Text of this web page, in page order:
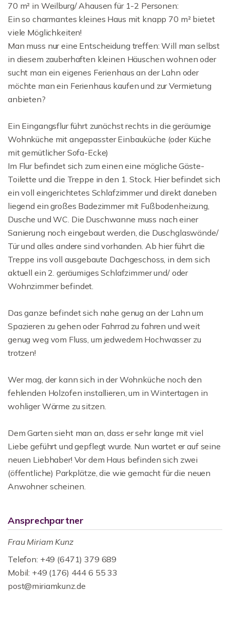
70 m² in Weilburg/ Ahausen für 1-2 Personen:
Ein so charmantes kleines Haus mit knapp 70 m² bietet
viele Möglichkeiten!
Man muss nur eine Entscheidung treffen: Will man selbst
in diesem zauberhaften kleinen Häuschen wohnen oder
sucht man ein eigenes Ferienhaus an der Lahn oder
möchte man ein Ferienhaus kaufen und zur Vermietung
anbieten?
Ein Eingangsflur führt zunächst rechts in die geräumige
Wohnküche mit angepasster Einbauküche (oder Küche
mit gemütlicher Sofa-Ecke)
Im Flur befindet sich zum einen eine mögliche Gäste-
Toilette und die Treppe in den 1. Stock. Hier befindet sich
ein voll eingerichtetes Schlafzimmer und direkt daneben
liegend ein großes Badezimmer mit Fußbodenheizung,
Dusche und WC. Die Duschwanne muss nach einer
Sanierung noch eingebaut werden, die Duschglaswände/
Tür und alles andere sind vorhanden. Ab hier führt die
Treppe ins voll ausgebaute Dachgeschoss, in dem sich
aktuell ein 2. geräumiges Schlafzimmer und/ oder
Wohnzimmer befindet.
Das ganze befindet sich nahe genug an der Lahn um
Spazieren zu gehen oder Fahrrad zu fahren und weit
genug weg vom Fluss, um jedwedem Hochwasser zu
trotzen!
Wer mag, der kann sich in der Wohnküche noch den
fehlenden Holzofen installieren, um in Wintertagen in
wohliger Wärme zu sitzen.
Dem Garten sieht man an, dass er sehr lange mit viel
Liebe geführt und gepflegt wurde. Nun wartet er auf seine
neuen Liebhaber! Vor dem Haus befinden sich zwei
(öffentliche) Parkplätze, die wie gemacht für die neuen
Anwohner scheinen.
Ansprechpartner
Frau Miriam Kunz
Telefon: +49 (6471) 379 689
Mobil: +49 (176) 444 6 55 33
post@miriamkunz.de